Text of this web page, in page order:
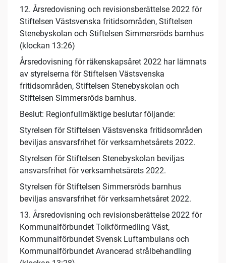
12. Årsredovisning och revisionsberättelse 2022 för
Stiftelsen Västsvenska fritidsområden, Stiftelsen
Stenebyskolan och Stiftelsen Simmersröds barnhus
(klockan 13:26)
Årsredovisning för räkenskapsåret 2022 har lämnats
av styrelserna för Stiftelsen Västsvenska
fritidsområden, Stiftelsen Stenebyskolan och
Stiftelsen Simmersröds barnhus.
Beslut: Regionfullmäktige beslutar följande:
Styrelsen för Stiftelsen Västsvenska fritidsområden
beviljas ansvarsfrihet för verksamhetsårets 2022.
Styrelsen för Stiftelsen Stenebyskolan beviljas
ansvarsfrihet för verksamhetsårets 2022.
Styrelsen för Stiftelsen Simmersröds barnhus
beviljas ansvarsfrihet för verksamhetsåret 2022.
13. Årsredovisning och revisionsberättelse 2022 för
Kommunalförbundet Tolkförmedling Väst,
Kommunalförbundet Svensk Luftambulans och
Kommunalförbundet Avancerad strålbehandling